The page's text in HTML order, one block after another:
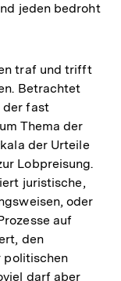
jeden bedroht
traf und trifft
Betrachtet
der fast
Thema der
der Urteile
Lobpreisung.
juristische,
oder
auf
den
politischen
darf aber